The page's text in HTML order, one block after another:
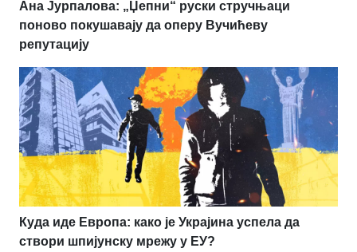
Ана Јурпалова: „Џепни“ руски стручњаци
поново покушавају да оперу Вучићеву
репутацију
Куда иде Европа: како је Украјина успела да
створи шпијунску мрежу у ЕУ?